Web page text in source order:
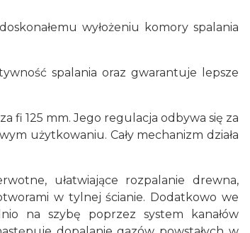
wyłożeniu komory spalania
spalania oraz gwarantuje lepsze
fi 125 mm. Jego regulacja odbywa się za
użytkowaniu. Cały mechanizm działa
ułatwiające rozpalanie drewna,
w tylnej ścianie. Dodatkowo we
na szybę poprzez system kanałów